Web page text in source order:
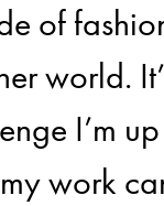
of
world.
I’m
work